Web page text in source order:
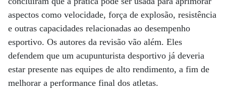
aspectos como velocidade, força de explosão, resistência
e outras capacidades relacionadas ao desempenho
esportivo. Os autores da revisão vão além. Eles
defendem que um acupunturista desportivo já deveria
estar presente nas equipes de alto rendimento, a fim de
melhorar a performance final dos atletas.